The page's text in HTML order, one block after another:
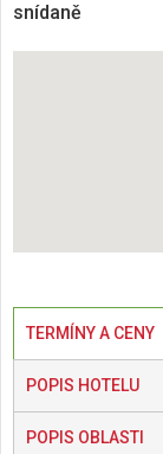
snídaně
TERMÍNY A CENY
POPIS HOTELU
POPIS OBLASTI